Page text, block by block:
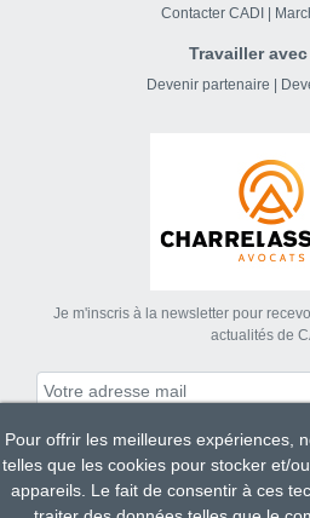
Contacter CADI |
Travailler avec
Devenir partenaire |
Je m'inscris à la newsletter pour
actualités de
S'abonner
Pour offrir les meilleures expériences,
telles que les cookies pour stocker et/
appareils. Le fait de consentir à ces